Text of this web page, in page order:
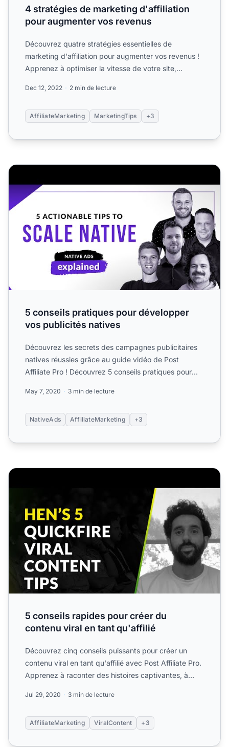
4 stratégies de marketing d'affiliation
pour augmenter vos revenus
Découvrez quatre stratégies essentielles de
marketing d'affiliation pour augmenter vos revenus !
Apprenez à optimiser la vitesse de votre site,
Dec 12, 2022 2 min de lecture
AffiliateMarketing MarketingTips +3
5 conseils pratiques pour développer vos publicités
5 conseils pratiques pour développer
vos publicités natives
Découvrez les secrets des campagnes publicitaires
natives réussies grâce au guide vidéo de Post
Affiliate Pro ! Découvrez 5 conseils pratiques pour
May 7, 2020 3 min de lecture
NativeAds AffiliateMarketing +3
5 conseils rapides pour créer du contenu viral en tant
5 conseils rapides pour créer du
contenu viral en tant qu'affilié
Découvrez cinq conseils puissants pour créer un
contenu viral en tant qu'affilié avec Post Affiliate Pro.
Apprenez à raconter des histoires captivantes, à
Jul 29, 2020 3 min de lecture
AffiliateMarketing ViralContent +3